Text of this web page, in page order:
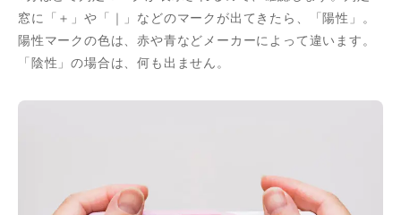
窓に「＋」や「｜」などのマークが出てきたら、「陽性」。
陽性マークの色は、赤や青などメーカーによって違います。
「陰性」の場合は、何も出ません。